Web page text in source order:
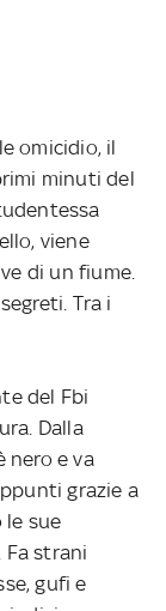
omicidio, il
minuti del
viene
di un fiume.
Tra i
del Fbi
Dalla
nero e va
grazie a
sue
Fa strani
gufi e